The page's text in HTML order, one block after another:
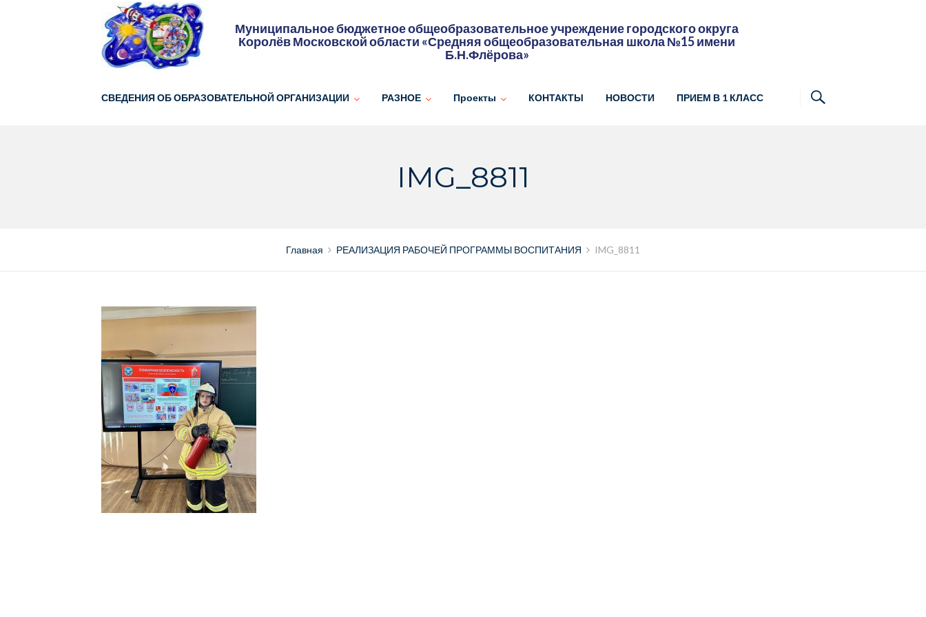
Муниципальное бюджетное общеобразовательное учреждение городского округа
Королёв Московской области «Средняя общеобразовательная школа №15 имени
Б.Н.Флёрова»
СВЕДЕНИЯ ОБ ОБРАЗОВАТЕЛЬНОЙ ОРГАНИЗАЦИИ РАЗНОЕ Проекты КОНТАКТЫ НОВОСТИ ПРИЕМ В 1 КЛАСС
IMG_8811
Главная РЕАЛИЗАЦИЯ РАБОЧЕЙ ПРОГРАММЫ ВОСПИТАНИЯ IMG_8811